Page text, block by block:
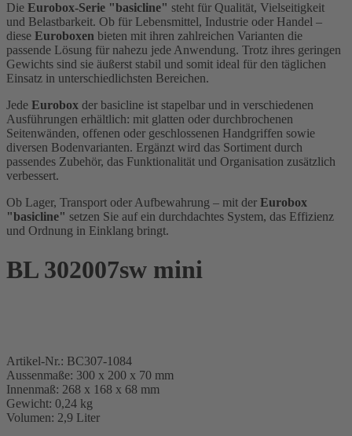
Die Eurobox-Serie "basicline" steht für Qualität, Vielseitigkeit
und Belastbarkeit. Ob für Lebensmittel, Industrie oder Handel –
diese Euroboxen bieten mit ihren zahlreichen Varianten die
passende Lösung für nahezu jede Anwendung. Trotz ihres geringen
Gewichts sind sie äußerst stabil und somit ideal für den täglichen
Einsatz in unterschiedlichsten Bereichen.
Jede Eurobox der basicline ist stapelbar und in verschiedenen
Ausführungen erhältlich: mit glatten oder durchbrochenen
Seitenwänden, offenen oder geschlossenen Handgriffen sowie
diversen Bodenvarianten. Ergänzt wird das Sortiment durch
passendes Zubehör, das Funktionalität und Organisation zusätzlich
verbessert.
Ob Lager, Transport oder Aufbewahrung – mit der Eurobox
"basicline" setzen Sie auf ein durchdachtes System, das Effizienz
und Ordnung in Einklang bringt.
BL 302007sw mini
Artikel-Nr.: BC307-1084
Aussenmaße: 300 x 200 x 70 mm
Innenmaß: 268 x 168 x 68 mm
Gewicht: 0,24 kg
Volumen: 2,9 Liter